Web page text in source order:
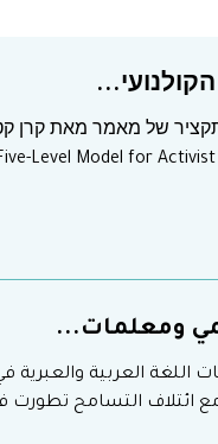
של מאמר מאת קרן
Level Model for
ومعلمات...
اللغة العربية
التسامح تطورت في